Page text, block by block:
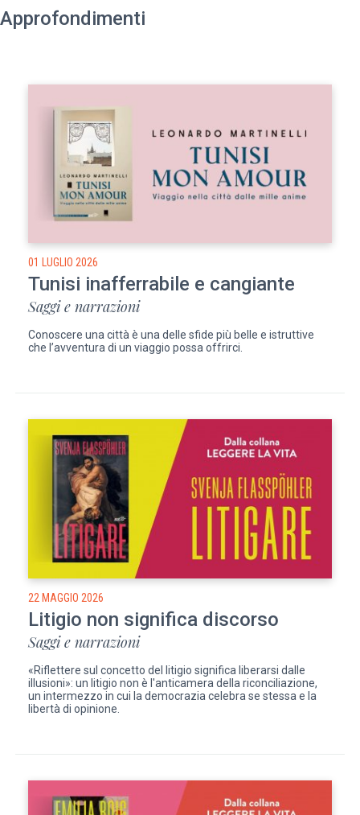
Approfondimenti
01 LUGLIO 2026
Tunisi inafferrabile e cangiante
Saggi e narrazioni
Conoscere una città è una delle sfide più belle e istruttive
che l’avventura di un viaggio possa offrirci.
22 MAGGIO 2026
Litigio non significa discorso
Saggi e narrazioni
«Riflettere sul concetto del litigio significa liberarsi dalle
illusioni»: un litigio non è l'anticamera della riconciliazione,
un intermezzo in cui la democrazia celebra se stessa e la
libertà di opinione.